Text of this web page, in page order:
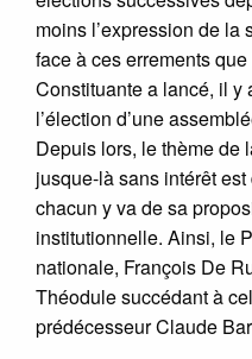
moins l’expression de la
face à ces errements
Constituante a lancé, il y
l’élection d’une
Depuis lors, le thème de
jusque-là sans intérêt
chacun y va de sa
institutionnelle. Ainsi, le
nationale, François De
Théodule succédant à
prédécesseur Claude